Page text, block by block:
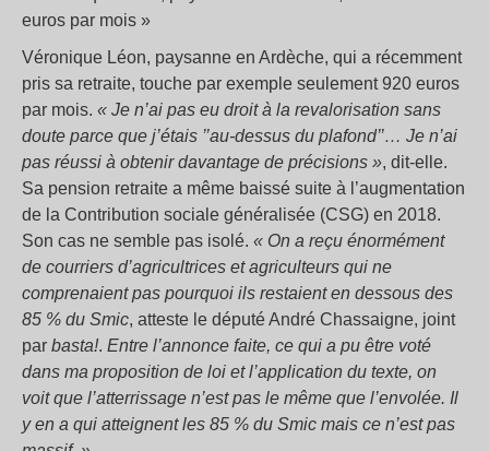
euros par mois »
Véronique Léon, paysanne en Ardèche, qui a récemment
pris sa retraite, touche par exemple seulement 920 euros
par mois. « Je n’ai pas eu droit à la revalorisation sans
doute parce que j’étais ’’au-dessus du plafond’’… Je n’ai
pas réussi à obtenir davantage de précisions », dit-elle.
Sa pension retraite a même baissé suite à l’augmentation
de la Contribution sociale généralisée (CSG) en 2018.
Son cas ne semble pas isolé. « On a reçu énormément
de courriers d’agricultrices et agriculteurs qui ne
comprenaient pas pourquoi ils restaient en dessous des
85 % du Smic, atteste le député André Chassaigne, joint
par basta!. Entre l’annonce faite, ce qui a pu être voté
dans ma proposition de loi et l’application du texte, on
voit que l’atterrissage n’est pas le même que l’envolée. Il
y en a qui atteignent les 85 % du Smic mais ce n’est pas